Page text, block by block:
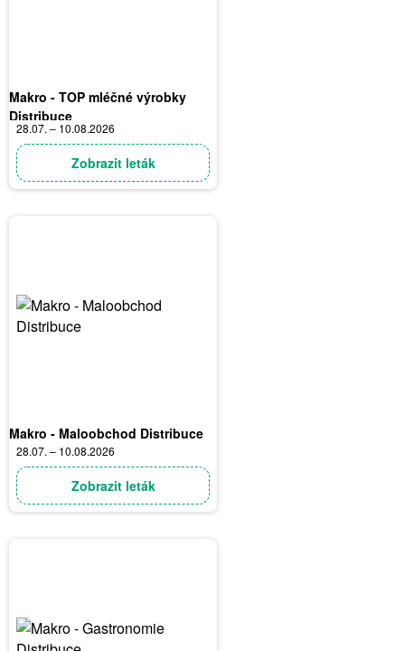
Makro - TOP mléčné výrobky
Distribuce
28.07. – 10.08.2026
Zobrazit leták
Makro - Maloobchod Distribuce
28.07. – 10.08.2026
Zobrazit leták